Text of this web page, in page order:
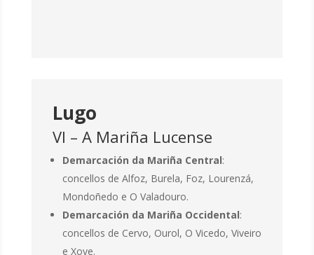
Lugo
VI – A Mariña Lucense
Demarcación da Mariña Central:
concellos de Alfoz, Burela, Foz, Lourenzá,
Mondoñedo e O Valadouro.
Demarcación da Mariña Occidental:
concellos de Cervo, Ourol, O Vicedo, Viveiro
e Xove.